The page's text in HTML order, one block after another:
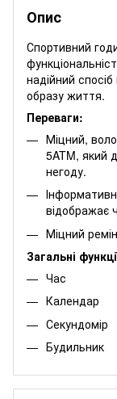
Опис
Спортивний
надійний
образу життя.
Переваги:
Міцний,
5ATM, який
негоду.
відображає
Міцний
Загальні
Час
Календар
Секундомір
Будильник